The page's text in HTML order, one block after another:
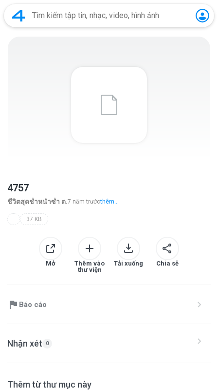
4757
ชีวิตสุดช้ำหนำซ้ำ ต.7 năm trướcthêm...
37 KB
Mở
Thêm vào
thư viện
Tải xuống Chia sẻ
Báo cáo
Nhận xét 0
Thêm từ thư mục này